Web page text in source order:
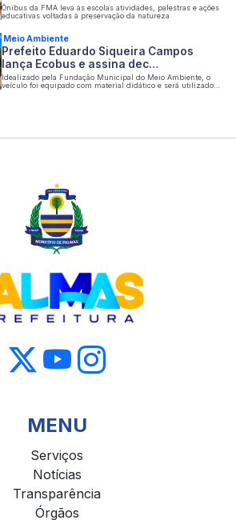
Ônibus da FMA leva às escolas atividades, palestras e ações
educativas voltadas à preservação da natureza
Meio Ambiente
Prefeito Eduardo Siqueira Campos
lança Ecobus e assina dec…
Idealizado pela Fundação Municipal do Meio Ambiente, o
veículo foi equipado com material didático e será utilizado
MENU
Serviços
Notícias
Transparência
Órgãos